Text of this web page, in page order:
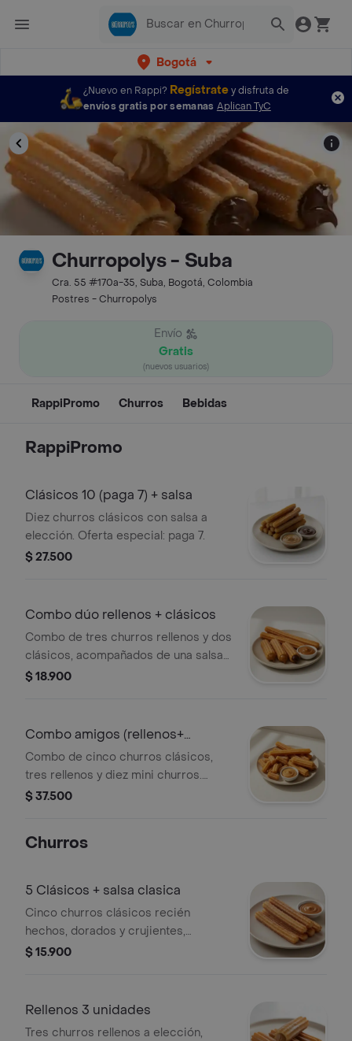
Bogotá
¿Nuevo en Rappi? Regístratey disfruta de
envíos gratis por semanas Aplican TyC
Churropolys - Suba
Cra. 55 #170a-35, Suba, Bogotá, Colombia
Postres - Churropolys
Envío
Gratis
(nuevos usuarios)
RappiPromo Churros Bebidas
RappiPromo
Clásicos 10 (paga 7) + salsa
Diez churros clásicos con salsa a
elección. Oferta especial: paga 7.
$ 27.500
Combo dúo rellenos + clásicos
Combo de tres churros rellenos y dos
clásicos, acompañados de una salsa
clásica a elección. Perfecto para
$ 18.900
Combo amigos (rellenos+
clasicos+ minis)
Combo de cinco churros clásicos,
tres rellenos y diez mini churros.
Incluye salsa clásica a elección.
$ 37.500
Churros
5 Clásicos + salsa clasica
Cinco churros clásicos recién
hechos, dorados y crujientes,
acompañados de una salsa clásica a
$ 15.900
Rellenos 3 unidades
Tres churros rellenos a elección,